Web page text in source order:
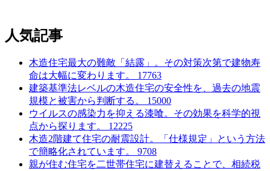
人気記事
木造住宅最大の難敵「結露」。その対策次第で建物寿
命は大幅に変わります。 17763
建築基準法レベルの木造住宅の安全性を、過去の地震
規模と被害から判断する。 15000
ウイルスの感染力を抑える漆喰。その効果を科学的視
点から探ります。 12225
木造2階建て住宅の耐震設計。「仕様規定」という方法
で簡略化されています。 9708
親が住む住宅を二世帯住宅に建替えることで、相続税